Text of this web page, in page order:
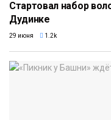
Стартовал набор
Дудинке
29 июня 1.2k